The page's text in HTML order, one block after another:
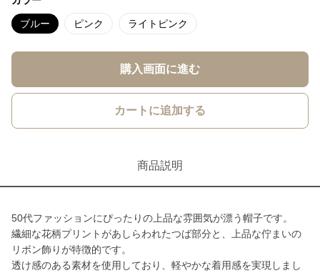
ブルー ピンク ライトピンク
購入画面に進む
カートに追加する
商品説明
50代ファッションにぴったりの上品な雰囲気が漂う帽子です。
繊細な花柄プリントがあしらわれたつば部分と、上品な佇まいの
リボン飾りが特徴的です。
透け感のある素材を使用しており、軽やかな着用感を実現しまし